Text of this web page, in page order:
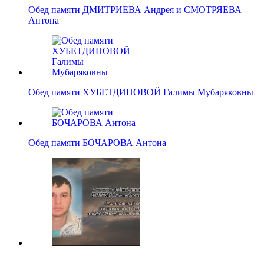
Обед памяти ДМИТРИЕВА Андрея и СМОТРЯЕВА
Антона
Обед памяти ХУБЕТДИНОВОЙ Галимы Мубаряковны
Обед памяти БОЧАРОВА Антона